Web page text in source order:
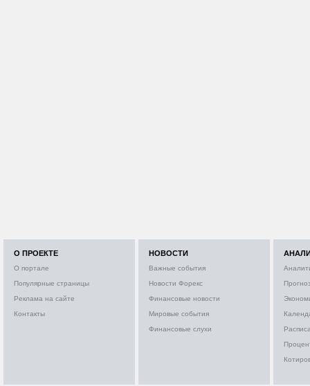
О ПРОЕКТЕ
О портале
Популярные страницы
Реклама на сайте
Контакты
НОВОСТИ
Важные события
Новости Форекс
Финансовые новости
Мировые события
Финансовые слухи